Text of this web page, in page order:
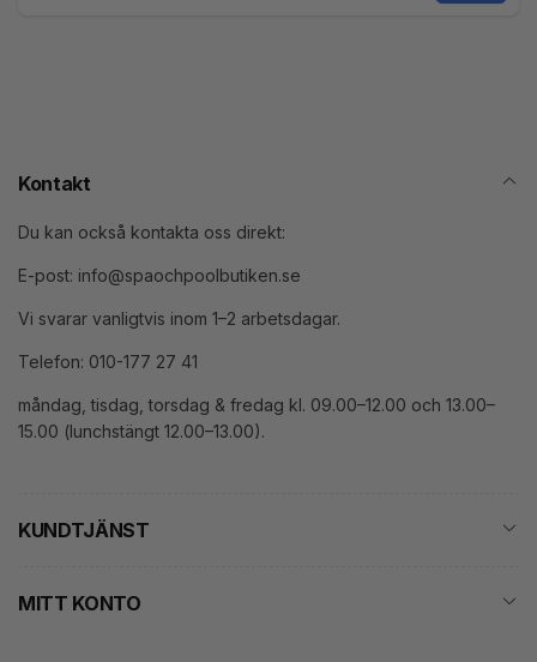
Kontakt
Du kan också kontakta oss direkt:
E-post: info@spaochpoolbutiken.se
Vi svarar vanligtvis inom 1–2 arbetsdagar.
Telefon: 010-177 27 41
måndag, tisdag, torsdag & fredag kl. 09.00–12.00 och 13.00–
15.00 (lunchstängt 12.00–13.00).
KUNDTJÄNST
MITT KONTO